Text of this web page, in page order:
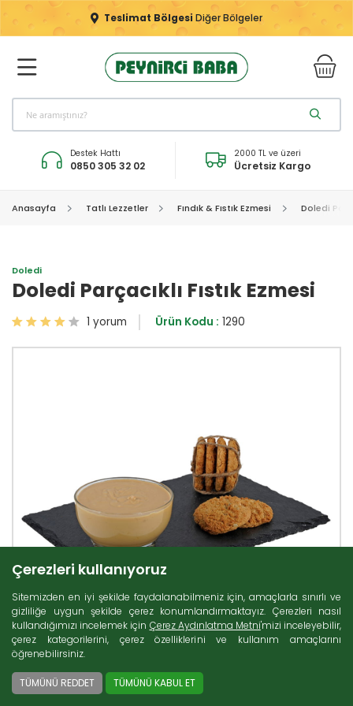
Teslimat Bölgesi Diğer Bölgeler
Destek Hattı
0850 305 32 02
2000 TL ve üzeri
Ücretsiz Kargo
Anasayfa Tatlı Lezzetler Fındık & Fıstık Ezmesi Doledi
Doledi
Doledi Parçacıklı Fıstık Ezmesi
1 yorum Ürün Kodu : 1290
Çerezleri kullanıyoruz
Sitemizden en iyi şekilde faydalanabilmeniz için, amaçlarla sınırlı ve
gizliliğe uygun şekilde çerez konumlandırmaktayız. Çerezleri nasıl
kullandığımızı incelemek için Çerez Aydınlatma Metni'mizi inceleyebilir,
çerez kategorilerini, çerez özelliklerini ve kullanım amaçlarını
öğrenebilirsiniz.
TÜMÜNÜ REDDET TÜMÜNÜ KABUL ET